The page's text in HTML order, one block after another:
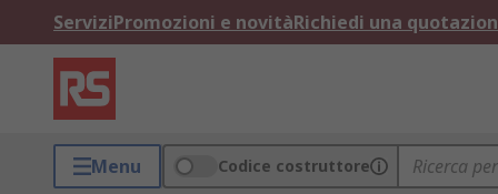
ServiziPromozioni e novitàRichiedi una
Menu Codice costruttore